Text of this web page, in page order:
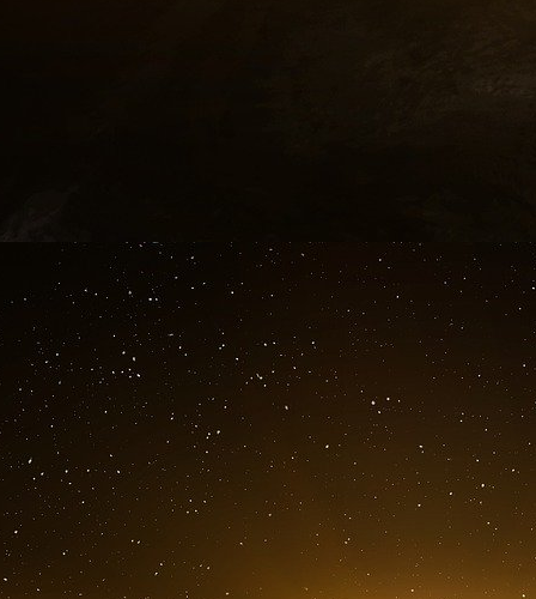
inquiet. Que doit-il faire ? Continuer à
Maaroufi, responsable européen de son
nom de Dieu, va te marier et emmène les
équipe].
Saber : Non, non.
Maaroufi : Ecoute mon conseil, je suis plus
Saber : Non, non, l’opération n’est pas prête.
Maaroufi : Viens [en Belgique] et on en parle.
Saber : OK. Nous sommes très fatigués [en
même : je veux prendre les autres matériels.
Maaroufi : Ah, tu veux le matériel du
mais réfléchis : tu ne pourras ouvrir un
code : tu ne pourras faire un attentat que si